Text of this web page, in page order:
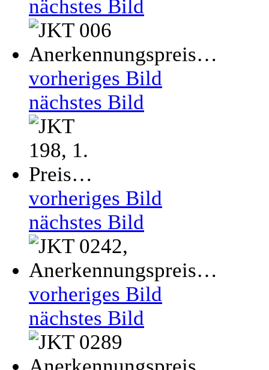
nächstes Bild
vorheriges Bild
nächstes Bild
vorheriges Bild
nächstes Bild
vorheriges Bild
nächstes Bild